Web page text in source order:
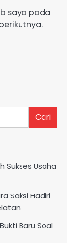
saya pada
Cari
Sukses Usaha
Saksi Hadiri
Baru Soal